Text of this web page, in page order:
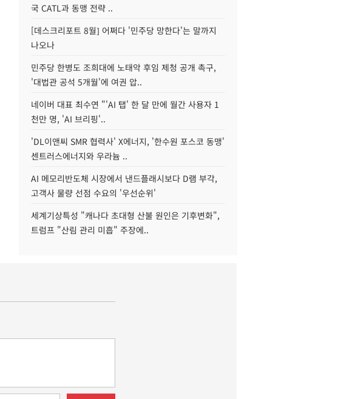
국 CATL과 동맹 전략 ..
[데스크리포트 8월] 어쩌다 '민주당 망한다'는 말까지
나오나
민주당 한병도 조희대에 노태악 후임 제청 공개 촉구,
'대법관 공석 5개월'에 여권 압..
네이버 대표 최수연 "'AI 탭' 한 달 만에 월간 사용자 1
천만 명, 'AI 브리핑'..
'DL이앤씨 SMR 협력사' X에너지, '한수원 포스코 동맹'
센트러스에너지와 우라늄 ..
AI 메모리반도체 시장에서 낸드플래시보다 D램 부각,
고객사 물량 선점 수요의 '우선순위'
세계기상특성 "캐나다 초대형 산불 원인은 기후변화",
트럼프 "산림 관리 미흡" 주장에..